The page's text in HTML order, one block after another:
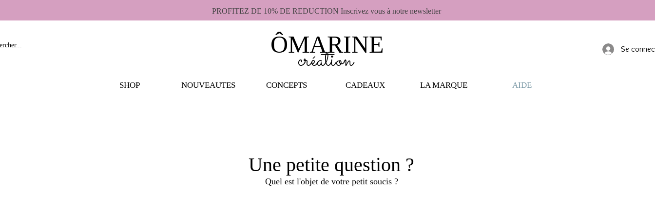
PROFITEZ DE 10% DE REDUCTION Inscrivez vous à notre newsletter
ÔMARINE
création Se
SHOP NOUVEAUTES CONCEPTS CADEAUX LA MARQUE AIDE
Une petite question ?
Quel est l'objet de votre petit soucis ?